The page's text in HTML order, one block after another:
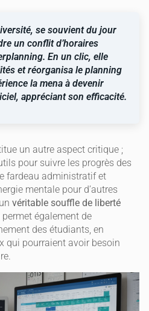
se souvient du jour
un conflit d’horaires
En un clic, elle
et réorganisa le planning
la mena à devenir
appréciant son efficacité.
un autre aspect critique ;
pour suivre les progrès des
fardeau administratif et
mentale pour d’autres
véritable souffle de liberté
également de
des étudiants, en
qui pourraient avoir besoin